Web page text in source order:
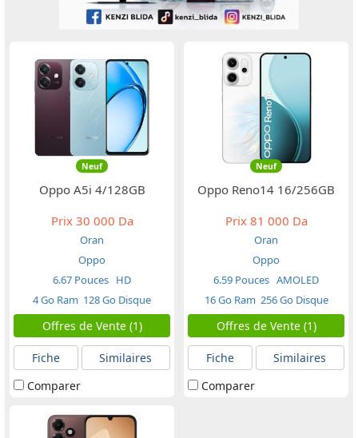
Neuf
Oppo A5i 4/128GB
Prix30 000 Da
Oran
Oppo
6.67 Pouces HD
4 Go Ram 128 Go Disque
Offres de Vente (1)
Fiche
Similaires
Comparer
Neuf
Oppo Reno14 16/256GB
Prix81 000 Da
Oran
Oppo
6.59 Pouces AMOLED
16 Go Ram 256 Go Disque
Offres de Vente (1)
Fiche
Similaires
Comparer